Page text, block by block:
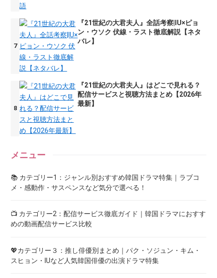
『21世紀の大君夫人』全話考察|IU×ピョ
ン・ウソク 伏線・ラスト徹底解説【ネタ
バレ】
『21世紀の大君夫人』はどこで見れる？
配信サービスと視聴方法まとめ【2026年
最新】
メニュー
📚 カテゴリー1：ジャンル別おすすめ韓国ドラマ特集｜ラブコ
メ・感動作・サスペンスなど気分で選べる！
📺 カテゴリー2：配信サービス徹底ガイド｜韓国ドラマにおすす
めの動画配信サービス比較
💖カテゴリー３：推し俳優別まとめ｜パク・ソジュン・キム・
スヒョン・IUなど人気韓国俳優の出演ドラマ特集